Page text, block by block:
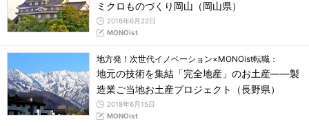
ミクロものづくり岡山（岡山県）
2018年6月22日
MONOist
地方発！次世代イノベーション×MONOist転職：
地元の技術を集結「完全地産」のお土産――製
造業ご当地お土産プロジェクト（長野県）
2018年6月15日
MONOist